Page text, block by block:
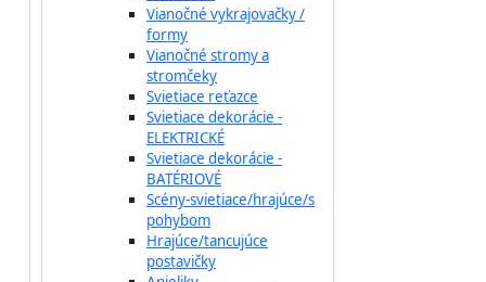
Vianočné vykrajovačky /
formy
Vianočné stromy a
stromčeky
Svietiace reťazce
Svietiace dekorácie -
ELEKTRICKÉ
Svietiace dekorácie -
BATÉRIOVÉ
Scény-svietiace/hrajúce/s
pohybom
Hrajúce/tancujúce
postavičky